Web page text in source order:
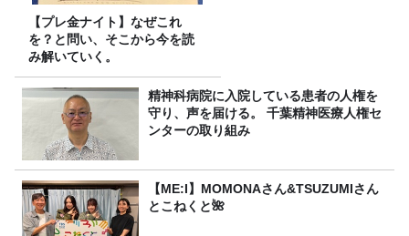
【プレ金ナイト】なぜこれ
を？と問い、そこから今を読
み解いていく。
精神科病院に入院している患者の人権を
守り、声を届ける。 千葉精神医療人権セ
ンターの取り組み
【ME:I】MOMONAさん&TSUZUMIさん
とこねくと🌺